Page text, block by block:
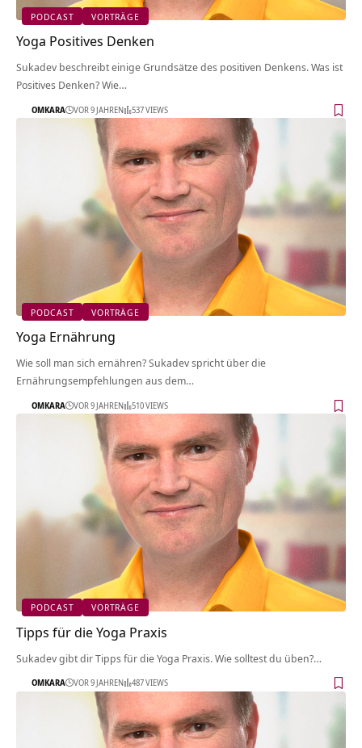
PODCAST VORTRÄGE
Yoga Positives Denken
Sukadev beschreibt einige Grundsätze des positiven Denkens. Was ist
Positives Denken? Wie…
OMKARA VOR 9 JAHREN 537 VIEWS
PODCAST VORTRÄGE
Yoga Ernährung
Wie soll man sich ernähren? Sukadev spricht über die
Ernährungsempfehlungen aus dem…
OMKARA VOR 9 JAHREN 510 VIEWS
PODCAST VORTRÄGE
Tipps für die Yoga Praxis
Sukadev gibt dir Tipps für die Yoga Praxis. Wie solltest du üben?…
OMKARA VOR 9 JAHREN 487 VIEWS